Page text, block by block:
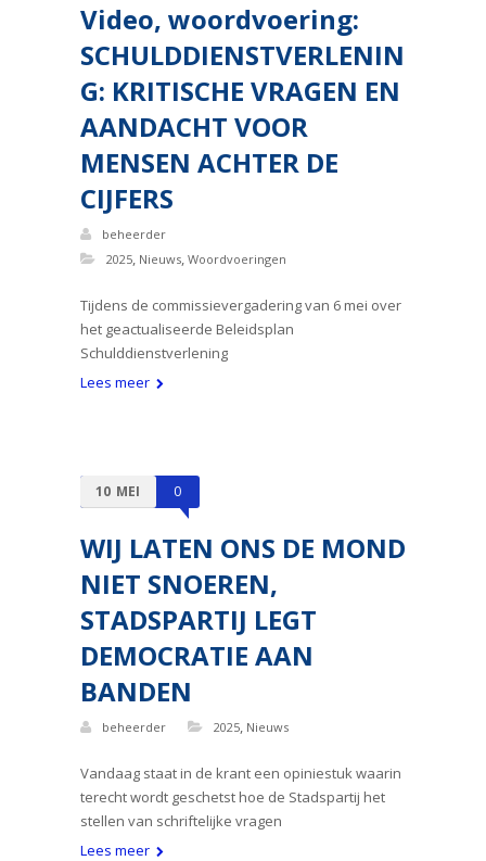
Video, woordvoering:
SCHULDDIENSTVERLENIN
G: KRITISCHE VRAGEN EN
AANDACHT VOOR
MENSEN ACHTER DE
CIJFERS
beheerder
2025, Nieuws, Woordvoeringen
Tijdens de commissievergadering van 6 mei over
het geactualiseerde Beleidsplan
Schulddienstverlening
Lees meer
10 MEI 0
WIJ LATEN ONS DE MOND
NIET SNOEREN,
STADSPARTIJ LEGT
DEMOCRATIE AAN
BANDEN
beheerder 2025, Nieuws
Vandaag staat in de krant een opiniestuk waarin
terecht wordt geschetst hoe de Stadspartij het
stellen van schriftelijke vragen
Lees meer